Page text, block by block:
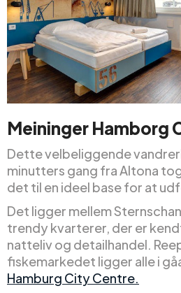
Meininger Hamborg
Dette velbeliggende
minutters gang fra Altona
det til en ideel base for at
Det ligger mellem
trendy kvarterer, der er
natteliv og detailhandel.
fiskemarkedet ligger alle i
Hamburg City Centre.